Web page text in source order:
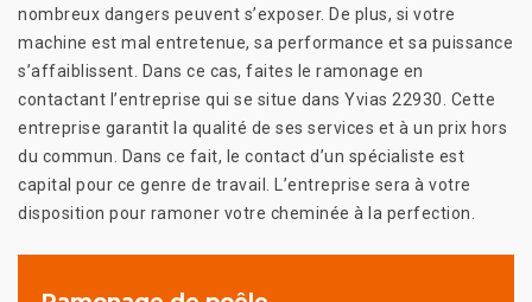
nombreux dangers peuvent s’exposer. De plus, si votre
machine est mal entretenue, sa performance et sa puissance
s’affaiblissent. Dans ce cas, faites le ramonage en
contactant l’entreprise qui se situe dans Yvias 22930. Cette
entreprise garantit la qualité de ses services et à un prix hors
du commun. Dans ce fait, le contact d’un spécialiste est
capital pour ce genre de travail. L’entreprise sera à votre
disposition pour ramoner votre cheminée à la perfection.